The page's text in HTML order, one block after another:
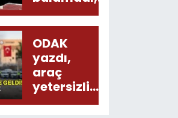
Devlet
Hastanesinde
sonuç aldı
ODAK
yazdı,
araç
yetersizliği
gündeme